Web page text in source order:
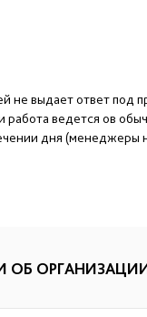
выдает ответ под
работа ведется ов
дня (менеджеры
ОБ